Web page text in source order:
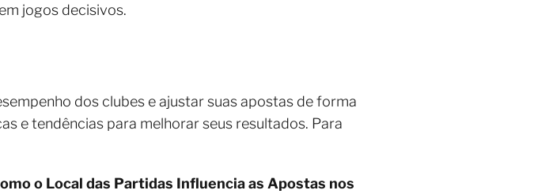
jogos decisivos.
dos clubes e ajustar suas apostas de forma
e tendências para melhorar seus resultados. Para
o Local das Partidas Influencia as Apostas nos